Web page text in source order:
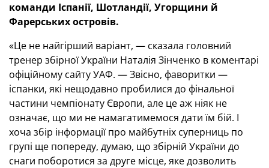
команди Іспанії, Шотландії, Угорщини й
Фарерських островів.
«Це не найгірший варіант, — сказала головний
тренер збірної України Наталія Зінченко в коментарі
офіційному сайту УАФ. — Звісно, фаворитки —
іспанки, які нещодавно пробилися до фінальної
частини чемпіонату Європи, але це аж ніяк не
означає, що ми не намагатимемося дати їм бій. І
хоча збір інформації про майбутніх суперниць по
групі ще попереду, думаю, що збірній України до
снаги поборотися за друге місце, яке дозволить